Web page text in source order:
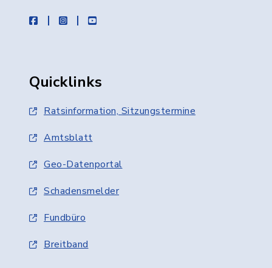
facebookinstagramyoutube
Quicklinks
Ratsinformation, Sitzungstermine
Amtsblatt
Geo-Datenportal
Schadensmelder
Fundbüro
Breitband